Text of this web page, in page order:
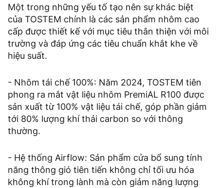
Một trong những yếu tố tạo nên sự khác biệt
của TOSTEM chính là các sản phẩm nhôm cao
cấp được thiết kế với mục tiêu thân thiện với môi
trường và đáp ứng các tiêu chuẩn khắt khe về
hiệu suất.
- Nhôm tái chế 100%: Năm 2024, TOSTEM tiên
phong ra mắt vật liệu nhôm PremiAL R100 được
sản xuất từ 100% vật liệu tái chế, góp phần giảm
tới 80% lượng khí thải carbon so với thông
thường.
- Hệ thống Airflow: Sản phẩm cửa bổ sung tính
năng thông gió tiên tiến không chỉ tối ưu hóa
không khí trong lành mà còn giảm năng lượng